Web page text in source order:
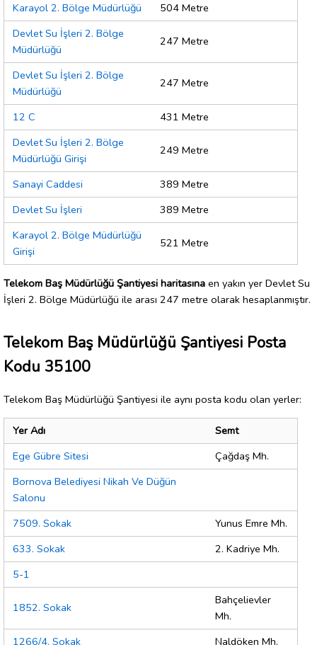
Karayol 2. Bölge Müdürlüğü
504 Metre
Devlet Su İşleri 2. Bölge
Müdürlüğü
247 Metre
Devlet Su İşleri 2. Bölge
Müdürlüğü
247 Metre
12 C
431 Metre
Devlet Su İşleri 2. Bölge
Müdürlüğü Girişi
249 Metre
Sanayi Caddesi
389 Metre
Devlet Su İşleri
389 Metre
Karayol 2. Bölge Müdürlüğü
Girişi
521 Metre
Telekom Baş Müdürlüğü Şantiyesi haritasına en yakın yer Devlet Su
İşleri 2. Bölge Müdürlüğü ile arası 247 metre olarak hesaplanmıştır.
Telekom Baş Müdürlüğü Şantiyesi Posta
Kodu 35100
Telekom Baş Müdürlüğü Şantiyesi ile aynı posta kodu olan yerler:
Yer Adı
Semt
Ege Gübre Sitesi
Çağdaş Mh.
Bornova Belediyesi Nikah Ve Düğün
Salonu
7509. Sokak
Yunus Emre Mh.
633. Sokak
2. Kadriye Mh.
5-1
1852. Sokak
Bahçelievler
Mh.
1266/4. Sokak
Naldöken Mh.